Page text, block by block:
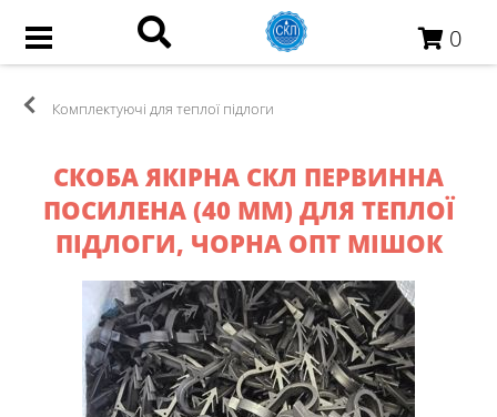
0
Комплектуючі для теплої підлоги
СКОБА ЯКІРНА СКЛ ПЕРВИННА
ПОСИЛЕНА (40 ММ) ДЛЯ ТЕПЛОЇ
ПІДЛОГИ, ЧОРНА ОПТ МІШОК